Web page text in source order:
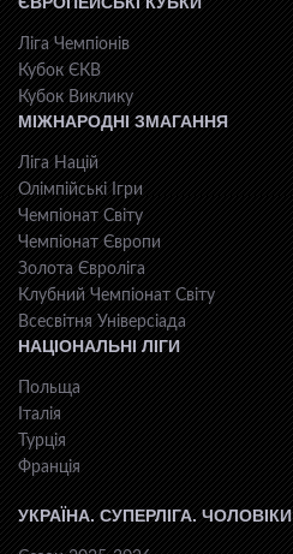
Ліга Чемпіонів
Кубок ЄКВ
Кубок Виклику
МІЖНАРОДНІ ЗМАГАННЯ
Ліга Націй
Олімпійські Ігри
Чемпіонат Світу
Чемпіонат Європи
Золота Євроліга
Клубний Чемпіонат Світу
Всесвiтня Унiверсiaда
НАЦІОНАЛЬНІ ЛІГИ
Польща
Італія
Турція
Франція
УКРАЇНА. СУПЕРЛІГА. ЧОЛОВІКИ